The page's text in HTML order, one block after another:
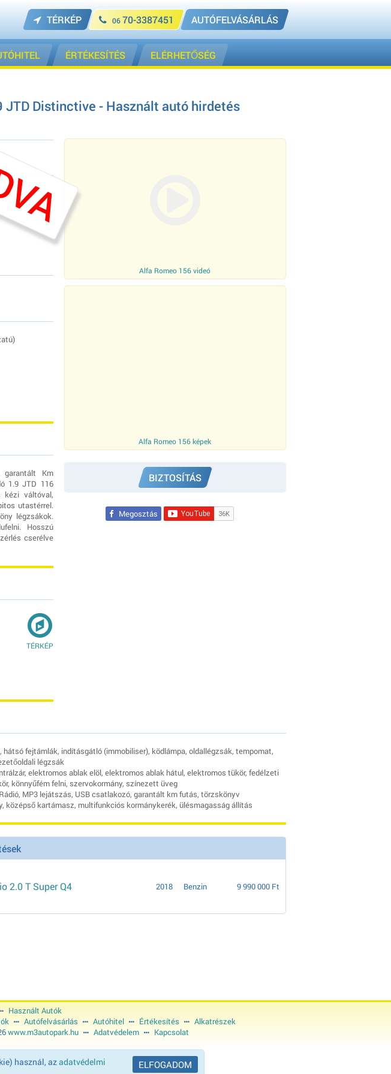
TÉRKÉP 0670-3387451 AUTÓFELVÁSÁRLÁS
ÉRTÉKESÍTÉS ELÉRHETŐSÉG
JTD Distinctive - Használt autó hirdetés
garantált Km
1.9 JTD 116
kézi váltóval,
utastérrel.
légzsákok.
Hosszú
cserélve
TÉRKÉP
Alfa Romeo 156 videó
Alfa Romeo 156 képek
BIZTOSÍTÁS
Megosztás
hátsó fejtámlák, indításgátló (immobiliser), ködlámpa, oldallégzsák, tempomat,
légzsák
elektromos ablak elöl, elektromos ablak hátul, elektromos tükör, fedélzeti
könnyűfém felni, szervokormány, színezett üveg
MP3 lejátszás, USB csatlakozó, garantált km futás, törzskönyv
középső kartámasz, multifunkciós kormánykerék, ülésmagasság állítás
2.0 T Super Q4 2018 Benzin 9 990 000 Ft
Használt Autók
Autófelvásárlás Autóhitel Értékesítés
Alkatrészek
www.m3autopark.hu Adatvédelem Kapcsolat
ELFOGADOM
használ, azadatvédelmi